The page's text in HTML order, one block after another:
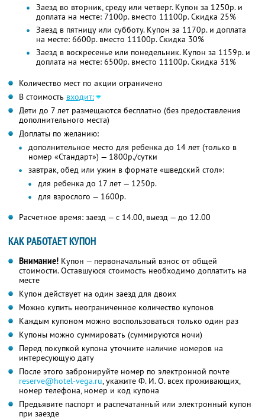
Заезд во вторник, среду или четверг. Купон за 1250р. и
доплата на месте: 7100р. вместо 11100р.Скидка 25%
Заезд в пятницу или субботу. Купон за 1170р. и доплата
на месте: 6600р. вместо 11100р.Скидка 30%
Заезд в воскресенье или понедельник. Купон за 1159р. и
доплата на месте: 6500р. вместо 11100р.Скидка 31%
Количество мест по акции ограничено
В стоимость входит:
Дети до 7 лет размещаются бесплатно (без предоставления
дополнительного места)
Доплаты по желанию:
дополнительное место для ребенка до 14 лет (только в
номер «Стандарт») — 1800р./сутки
завтрак, обед или ужин в формате «шведский стол»:
для ребенка до 17 лет — 1250р.
для взрослого — 1600р.
Расчетное время: заезд — с 14.00, выезд — до 12.00
КАК РАБОТАЕТ КУПОН
Внимание! Купон — первоначальный взнос от общей
стоимости. Оставшуюся стоимость необходимо доплатить на
месте
Купон действует на один заезд для двоих
Можно купить неограниченное количество купонов
Каждым купоном можно воспользоваться только один раз
Купоны можно суммировать (суммируются ночи)
Перед покупкой купона уточните наличие номеров на
интересующую дату
После этого забронируйте номер по электронной почте
reserve@hotel-vega.ru,укажите Ф. И. О.всех проживающих,
номер телефона, номер и код купона
Предъявите паспорт и распечатанный или электронный купон
при заезде